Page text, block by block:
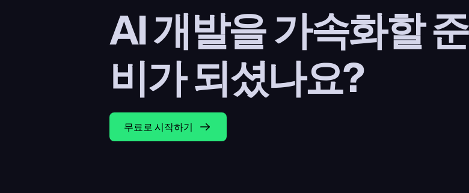
AI 개발을 가속화할 준
비가 되셨나요?
무료로 시작하기